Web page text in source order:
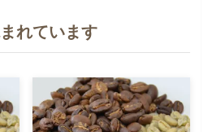
れています